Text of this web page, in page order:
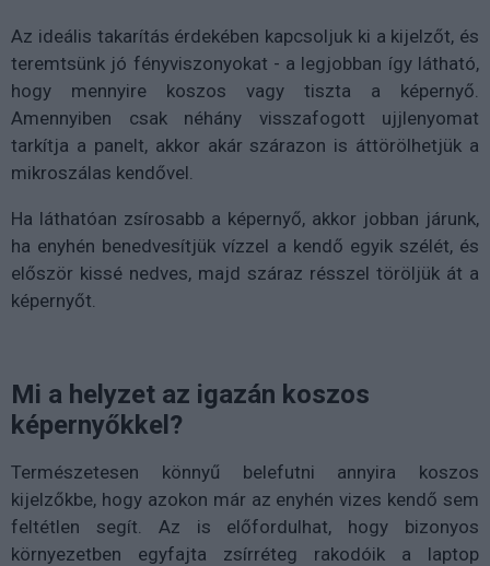
Az ideális takarítás érdekében kapcsoljuk ki a kijelzőt, és
teremtsünk jó fényviszonyokat - a legjobban így látható,
hogy mennyire koszos vagy tiszta a képernyő.
Amennyiben csak néhány visszafogott ujjlenyomat
tarkítja a panelt, akkor akár szárazon is áttörölhetjük a
mikroszálas kendővel.
Ha láthatóan zsírosabb a képernyő, akkor jobban járunk,
ha enyhén benedvesítjük vízzel a kendő egyik szélét, és
először kissé nedves, majd száraz résszel töröljük át a
képernyőt.
Mi a helyzet az igazán koszos
képernyőkkel?
Természetesen könnyű belefutni annyira koszos
kijelzőkbe, hogy azokon már az enyhén vizes kendő sem
feltétlen segít. Az is előfordulhat, hogy bizonyos
környezetben egyfajta zsírréteg rakodóik a laptop